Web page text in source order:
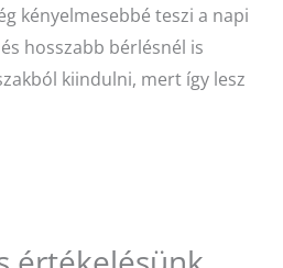
kényelmesebbé teszi a napi
hosszabb bérlésnél is
kiindulni, mert így lesz